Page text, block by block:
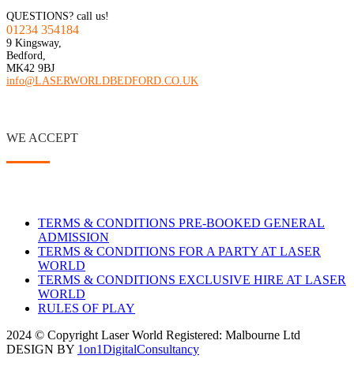
QUESTIONS? call us!
01234 354184
9 Kingsway,
Bedford,
MK42 9BJ
info@LASERWORLDBEDFORD.CO.UK
WE ACCEPT
TERMS & CONDITIONS PRE-BOOKED GENERAL
ADMISSION
TERMS & CONDITIONS FOR A PARTY AT LASER
WORLD
TERMS & CONDITIONS EXCLUSIVE HIRE AT LASER
WORLD
RULES OF PLAY
2024 © Copyright Laser World Registered: Malbourne Ltd
DESIGN BY 1on1DigitalConsultancy